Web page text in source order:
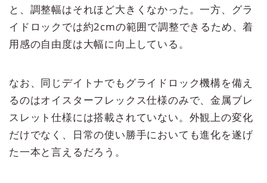
と、調整幅はそれほど大きくなかった。一方、グラ
イドロックでは約2cmの範囲で調整できるため、着
用感の自由度は大幅に向上している。
なお、同じデイトナでもグライドロック機構を備え
るのはオイスターフレックス仕様のみで、金属ブレ
スレット仕様には搭載されていない。外観上の変化
だけでなく、日常の使い勝手においても進化を遂げ
た一本と言えるだろう。